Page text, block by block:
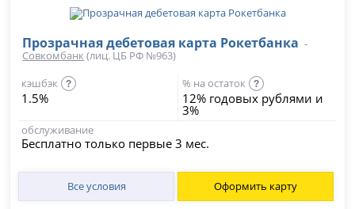
Прозрачная дебетовая карта Рокетбанка -
Совкомбанк (лиц. ЦБ РФ №963)
кэшбэк
?
1.5%
% на остаток ?
12% годовых рублями и
3%
обслуживание
Бесплатно только первые 3 мес.
Все условия Оформить карту